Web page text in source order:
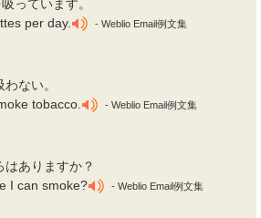
っています。
per day.
- Weblio Email例文集
わない。
tobacco.
- Weblio Email例文集
はありますか？
I can smoke?
- Weblio Email例文集